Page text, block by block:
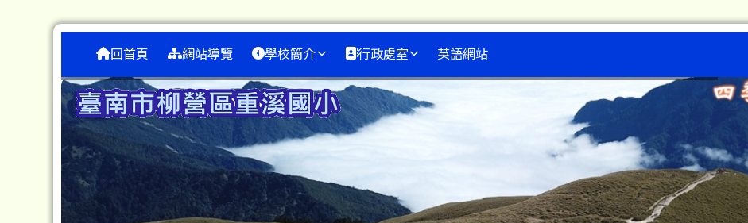
跳至主內容區
臺南市重溪國小
導覽列
回首頁 網站導覽 學校簡介 行政處室 英語網站